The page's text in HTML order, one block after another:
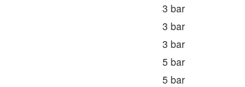
3 bar
3 bar
3 bar
5 bar
5 bar